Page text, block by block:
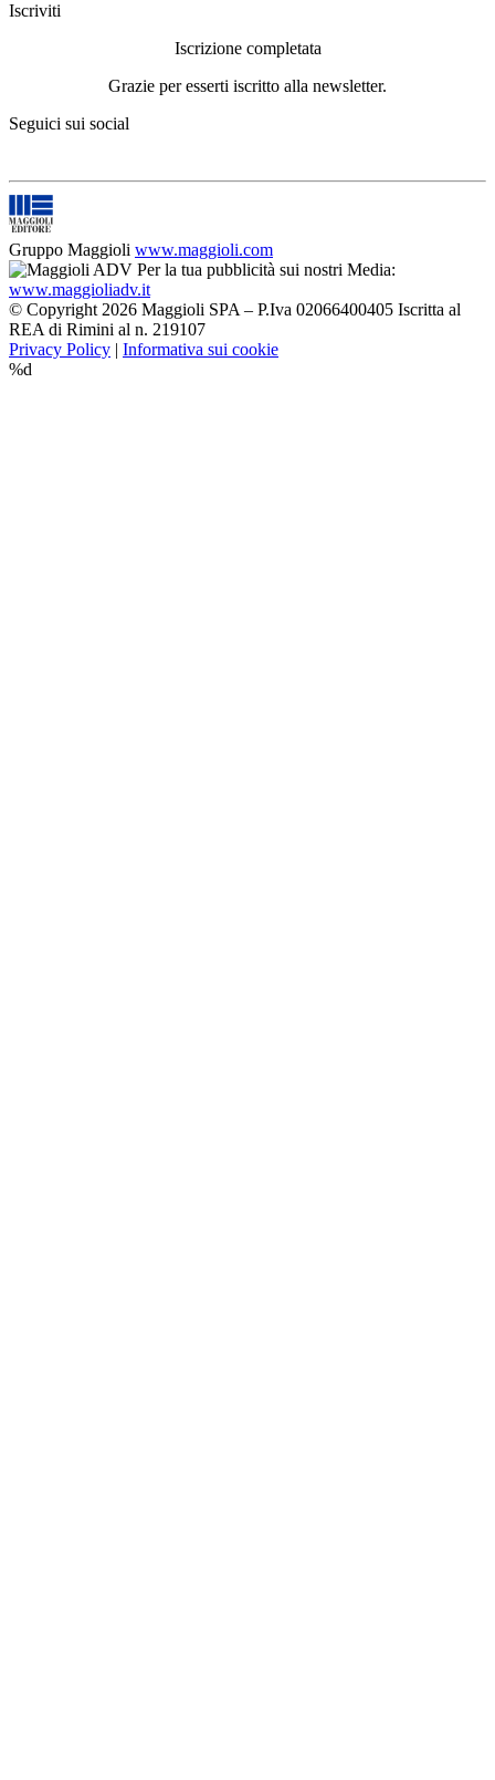
Iscriviti
Iscrizione completata
Grazie per esserti iscritto alla newsletter.
Seguici sui social
Gruppo Maggioli www.maggioli.com
Per la tua pubblicità sui nostri Media:
www.maggioliadv.it
© Copyright 2026 Maggioli SPA – P.Iva 02066400405 Iscritta al
REA di Rimini al n. 219107
Privacy Policy | Informativa sui cookie
%d